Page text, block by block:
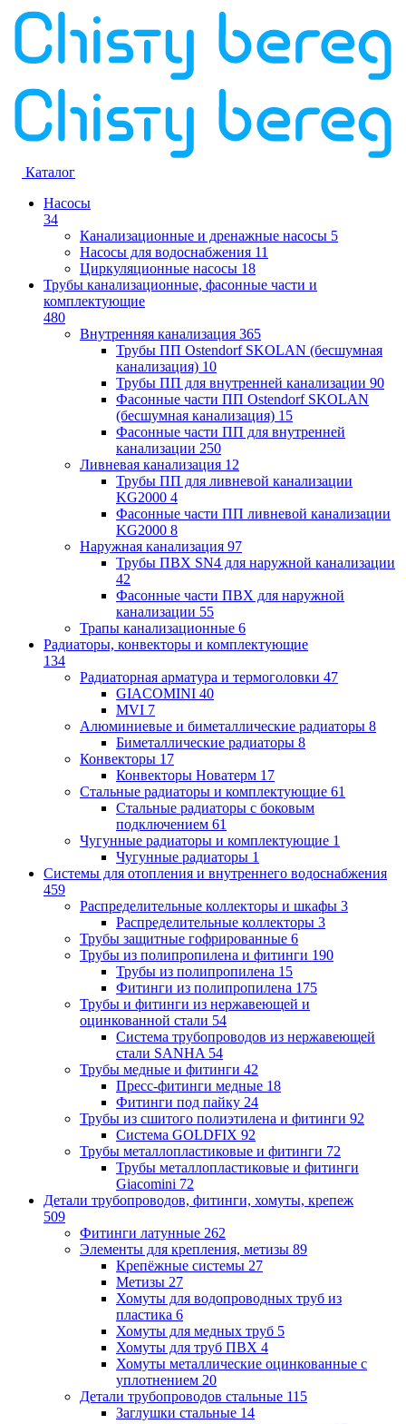
Каталог
Насосы
34
Канализационные и дренажные насосы 5
Насосы для водоснабжения 11
Циркуляционные насосы 18
Трубы канализационные, фасонные части и
комплектующие
480
Внутренняя канализация 365
Трубы ПП Ostendorf SKOLAN (бесшумная
канализация) 10
Трубы ПП для внутренней канализации 90
Фасонные части ПП Ostendorf SKOLAN
(бесшумная канализация) 15
Фасонные части ПП для внутренней
канализации 250
Ливневая канализация 12
Трубы ПП для ливневой канализации
KG2000 4
Фасонные части ПП ливневой канализации
KG2000 8
Наружная канализация 97
Трубы ПВХ SN4 для наружной канализации
42
Фасонные части ПВХ для наружной
канализации 55
Трапы канализационные 6
Радиаторы, конвекторы и комплектующие
134
Радиаторная арматура и термоголовки 47
GIACOMINI 40
MVI 7
Алюминиевые и биметаллические радиаторы 8
Биметаллические радиаторы 8
Конвекторы 17
Конвекторы Новатерм 17
Стальные радиаторы и комплектующие 61
Стальные радиаторы с боковым
подключением 61
Чугунные радиаторы и комплектующие 1
Чугунные радиаторы 1
Системы для отопления и внутреннего водоснабжения
459
Распределительные коллекторы и шкафы 3
Распределительные коллекторы 3
Трубы защитные гофрированные 6
Трубы из полипропилена и фитинги 190
Трубы из полипропилена 15
Фитинги из полипропилена 175
Трубы и фитинги из нержавеющей и
оцинкованной стали 54
Система трубопроводов из нержавеющей
стали SANHA 54
Трубы медные и фитинги 42
Пресс-фитинги медные 18
Фитинги под пайку 24
Трубы из сшитого полиэтилена и фитинги 92
Система GOLDFIX 92
Трубы металлопластиковые и фитинги 72
Трубы металлопластиковые и фитинги
Giacomini 72
Детали трубопроводов, фитинги, хомуты, крепеж
509
Фитинги латунные 262
Элементы для крепления, метизы 89
Крепёжные системы 27
Метизы 27
Хомуты для водопроводных труб из
пластика 6
Хомуты для медных труб 5
Хомуты для труб ПВХ 4
Хомуты металлические оцинкованные с
уплотнением 20
Детали трубопроводов стальные 115
Заглушки стальные 14